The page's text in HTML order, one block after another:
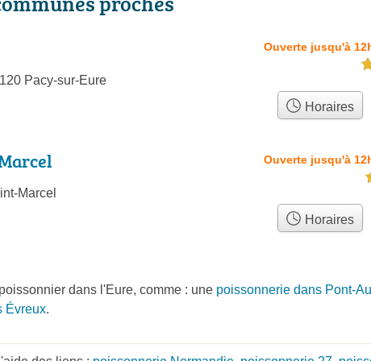
Pacy-sur-Eure
Ouverte jusqu'à
Horaires
Marcel
Ouverte jusqu'à
Horaires
dans l'Eure, comme : une poissonnerie dans Pont-
Évreux.